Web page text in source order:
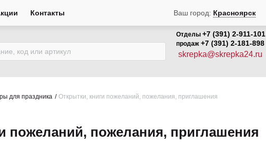
Контакты Ваш город: Красноярск
Отделы +7 (391) 2-911-101
продаж +7 (391) 2-181-898
skrepka@skrepka24.ru
для праздника Открытки, книги пожеланий, пожелания, приглашения
пожеланий, пожелания, приглашения